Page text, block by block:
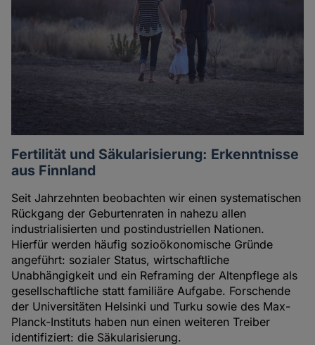
Fertilität und Säkularisierung: Erkenntnisse
aus Finnland
Seit Jahrzehnten beobachten wir einen systematischen
Rückgang der Geburtenraten in nahezu allen
industrialisierten und postindustriellen Nationen.
Hierfür werden häufig sozioökonomische Gründe
angeführt: sozialer Status, wirtschaftliche
Unabhängigkeit und ein Reframing der Altenpflege als
gesellschaftliche statt familiäre Aufgabe. Forschende
der Universitäten Helsinki und Turku sowie des Max-
Planck-Instituts haben nun einen weiteren Treiber
identifiziert: die Säkularisierung.